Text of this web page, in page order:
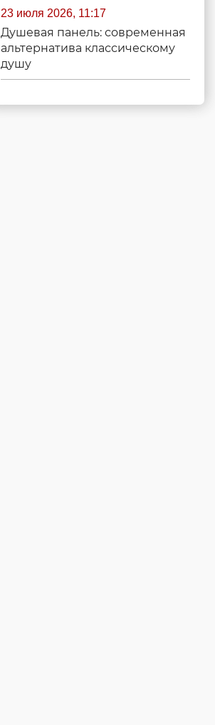
23 июля 2026, 11:17
Душевая панель: современная
альтернатива классическому
душу